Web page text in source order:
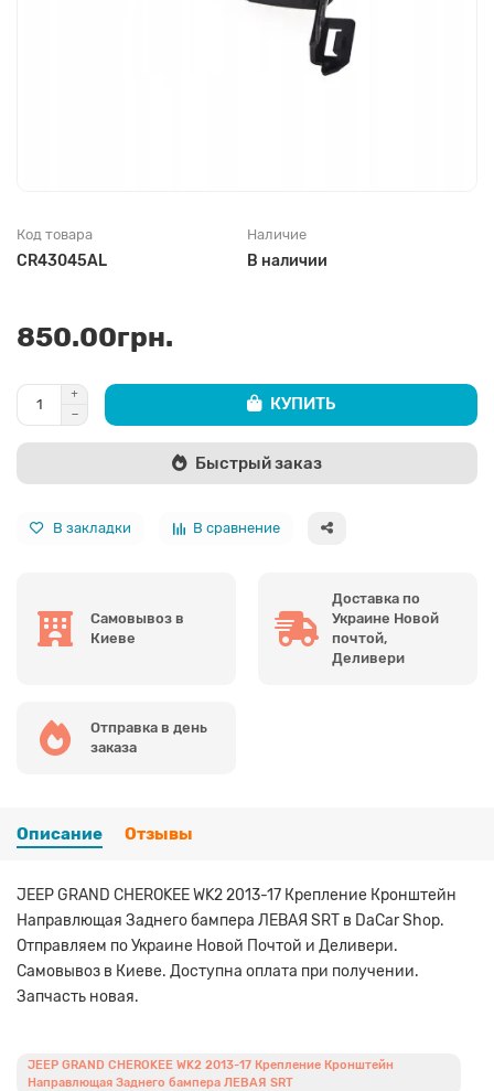
Код товара
CR43045AL
Наличие
В наличии
850.00грн.
КУПИТЬ
Быстрый заказ
В закладки В сравнение
Самовывоз в
Киеве
Доставка по
Украине Новой
почтой,
Деливери
Отправка в день
заказа
Описание Отзывы
JEEP GRAND CHEROKEE WK2 2013-17 Крепление Кронштейн
Направлющая Заднего бампера ЛЕВАЯ SRT в DaCar Shop.
Отправляем по Украине Новой Почтой и Деливери.
Самовывоз в Киеве. Доступна оплата при получении.
Запчасть новая.
JEEP GRAND CHEROKEE WK2 2013-17 Крепление Кронштейн
Направлющая Заднего бампера ЛЕВАЯ SRT